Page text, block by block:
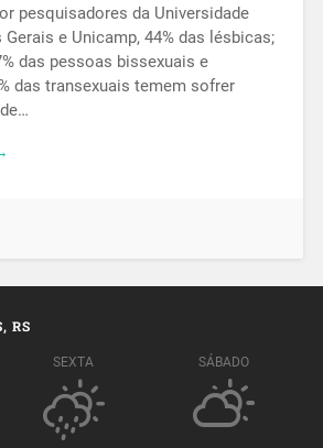
pesquisadores da Universidade
Gerais e Unicamp, 44% das lésbicas;
das pessoas bissexuais e
das transexuais temem sofrer
RS
SEXTA SÁBADO